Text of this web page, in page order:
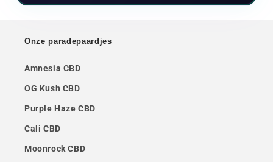
Onze paradepaardjes
Amnesia CBD
OG Kush CBD
Purple Haze CBD
Cali CBD
Moonrock CBD